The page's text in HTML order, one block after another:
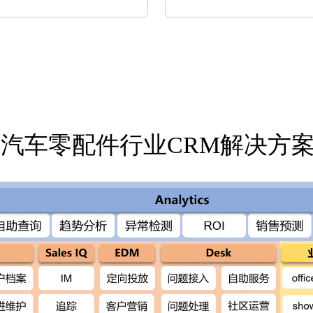
车零配件行业CRM解决方